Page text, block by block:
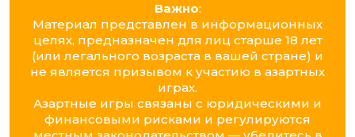
Важно:
Материал представлен в информационных
целях, предназначен для лиц старше 18 лет
(или легального возраста в вашей стране) и
не является призывом к участию в азартных
играх.
Азартные игры связаны с юридическими и
финансовыми рисками и регулируются